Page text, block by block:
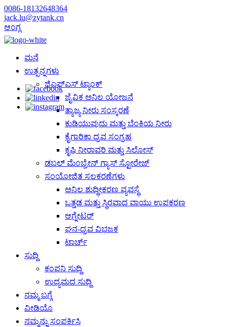
0086-18132648364
jack.lu@zytank.cn
ಆಂಗ್ಲ
ಮನೆ
ಉತ್ಪನ್ನಗಳು
ಜಿಎಫ್‌ಎಸ್ ಟ್ಯಾಂಕ್
ಜೈವಿಕ ಅನಿಲ ಯೋಜನೆ
ತ್ಯಾಜ್ಯ ನೀರು ಸಂಸ್ಕರಣೆ
ಕುಡಿಯುವುದು ಮತ್ತು ಬೆಂಕಿಯ ನೀರು
ಕೈಗಾರಿಕಾ ದ್ರವ ಸಂಗ್ರಹ
ಕೃಷಿ ನೀರಾವರಿ ಮತ್ತು ಸಿಲೋಸ್
ಡಬಲ್ ಮೆಂಬ್ರೇನ್ ಗ್ಯಾಸ್ ಸ್ಟೋರೇಜ್
ಸಂಯೋಜಿತ ಸಲಕರಣೆಗಳು
ಅನಿಲ ಶುದ್ಧೀಕರಣ ವ್ಯವಸ್ಥೆ
ಒತ್ತಡ ಮತ್ತು ಸ್ಥಿರವಾದ ವಾಯು ಉಪಕರಣ
ಆಗ್ನೇಟರ್
ಘನ-ದ್ರವ ವಿಭಜಕ
ಟಾರ್ಚ್
ಸುದ್ದಿ
ಕಂಪನಿ ಸುದ್ದಿ
ಉದ್ಯಮದ ಸುದ್ದಿ
ನಮ್ಮ ಬಗ್ಗೆ
ವೀಡಿಯೊ
ನಮ್ಮನ್ನು ಸಂಪರ್ಕಿಸಿ